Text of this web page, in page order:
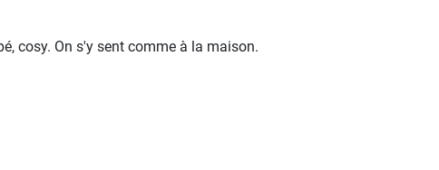
cosy. On s'y sent comme à la maison.